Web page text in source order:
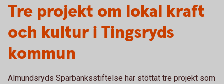
Tre projekt om lokal kraft
och kultur i Tingsryds
kommun
Almundsryds Sparbanksstiftelse har stöttat tre projekt som